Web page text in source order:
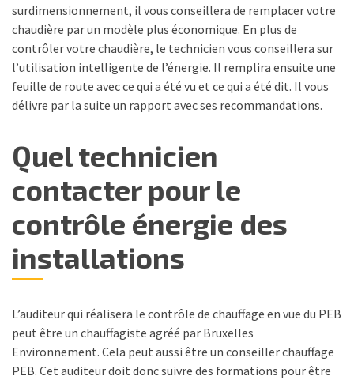
surdimensionnement, il vous conseillera de remplacer votre
chaudière par un modèle plus économique. En plus de
contrôler votre chaudière, le technicien vous conseillera sur
l’utilisation intelligente de l’énergie. Il remplira ensuite une
feuille de route avec ce qui a été vu et ce qui a été dit. Il vous
délivre par la suite un rapport avec ses recommandations.
Quel technicien
contacter pour le
contrôle énergie des
installations
L’auditeur qui réalisera le contrôle de chauffage en vue du PEB
peut être un chauffagiste agréé par Bruxelles
Environnement. Cela peut aussi être un conseiller chauffage
PEB. Cet auditeur doit donc suivre des formations pour être